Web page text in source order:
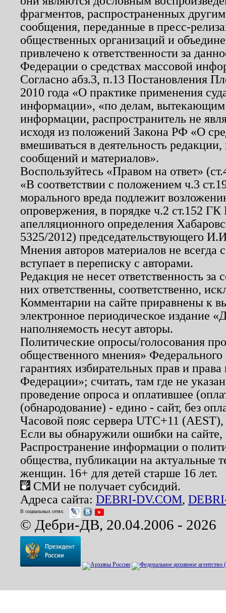
фрагментов, распространенных
сообщения, переданные в пресс-
общественных организаций и
привлечено к ответственности за
Федерации о средствах массовой
Согласно абз.3, п.13 Постановления
2010 года «О практике применения
информации», «по делам, вытекающим
информации, распространитель не
исходя из положений Закона РФ «О
вмешиваться в деятельность
сообщений и материалов».
Воспользуйтесь «Правом на ответ»
«В соответствии с положением ч.3
морального вреда подлежит
опровержения, в порядке ч.2 ст.152
апелляционного определения
5325/2012) председательствующего
Мнения авторов материалов не
вступает в переписку с авторами.
Редакция не несет ответственность
них ответственны, соответственно,
Комментарии на сайте приравнены к
электронное периодическое издание
наполняемость несут авторы.
Политические опросы/голосования
общественного мнения»
гарантиях избирательных прав и
Федерации»; считать, там где не
проведение опроса и оплатившее
(обнародование) - едино - сайт, без
Часовой пояс сервера UTC+11
Если вы обнаружили ошибки на
Распространение информации о
общества, публикации на актуальные
женщин. 16+ для детей старше 16 лет.
СМИ не получает субсидий.
Адреса сайта: DEBRI-DV.COM,
В социальных сетях:
© Дебри-ДВ, 20.04.2006 - 2026